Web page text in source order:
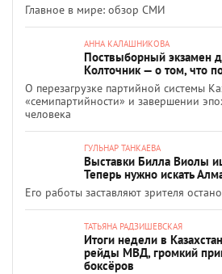
Главное в мире: обзор СМИ
АННА КАЛАШНИКОВА
Поствыборный экзамен
Колточник — о том, что
О перезагрузке партийной системы
«семипартийности» и завершении
человека
ГУЛЬНАР ТАНКАЕВА
Выставки Билла Виолы
Теперь нужно искать
Его работы заставляют зрителя
ТАТЬЯНА РАДЗИШЕВСКАЯ
Итоги недели в
рейды МВД, громкий
боксёров